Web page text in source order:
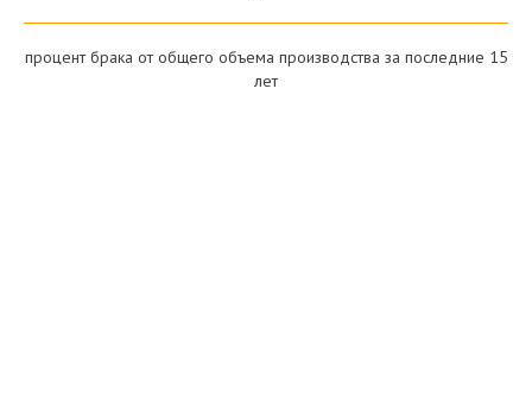
процент брака от общего объема производства за последние 15
лет